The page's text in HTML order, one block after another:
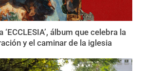
‘ECCLESIA’, álbum que celebra la
y el caminar de la iglesia